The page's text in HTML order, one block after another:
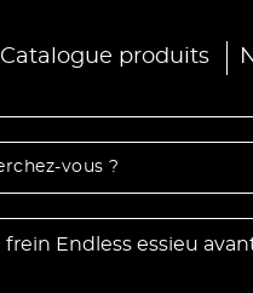
Catalogue produits
Endless essieu